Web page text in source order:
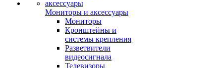
Мониторы и аксессуары
Мониторы
Кронштейны и
системы крепления
Разветвители
видеосигнала
Телевизоры